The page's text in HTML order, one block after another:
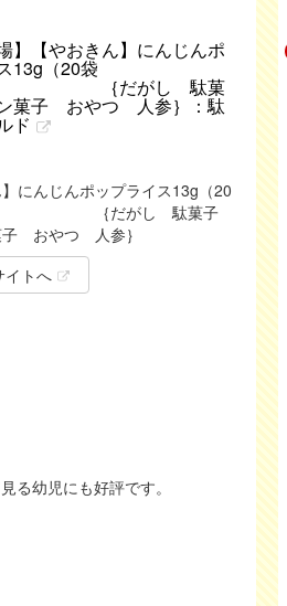
】【やおきん】にんじんポ
13g（20袋
｛だがし 駄菓
菓子 おやつ 人参｝：駄
ド
】にんじんポップライス13g（20
｛だがし 駄菓子
おやつ 人参｝
イトへ
る幼児にも好評です。